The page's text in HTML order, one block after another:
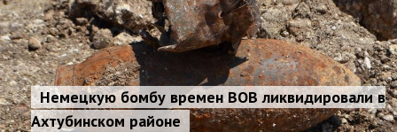
Немецкую бомбу времен ВОВ ликвидировали в
Ахтубинском районе